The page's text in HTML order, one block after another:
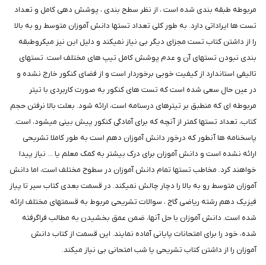
مربوطه طبقه بندی شده است ، از نظر سطح بندی ، پوشش دهی کامل و تعداد
تست ها ایراداتی دارد. به طور کلی تعداد تستها دانش آموزان متوسط رو به بالا
را از داشتن کتاب تست مجزای دیگر بی نیاز نمیکند و دلیل این نیز میکروطبقه
بندی نبودن تستهای آن و عدم پوشش کامل تیپ های مختلف است. تستهای
تالیفی استاندارد از کیفیت خوبی برخوردار است و از فضای کنکور خارج نشده و
در عین حال سعی شده است که تست های کنکور به صورت کاربردی با تیتر
مربوطه ای که منطبق بر تیترهای درسنامه است، ارائه شود. بعلت بالا نرفتن حجم
کتاب، تعداد تستها کمتر از آنچه که برای آمادگی کنکور پیش بینی میشود، است.
پاسخنامه ها آنطور که درخور دانش آموزان دهم است به طور کاملا تشریحی
ارائه نشده است و دانش آموزان برای درک بیشتر به کمک معلم یا ... نیاز پیدا
خواهند کرد. مخاطب تستها تمام دانش آموزان در سطوح مختلف است، اما دانش
آموزان متوسط رو به بالا را دچار چالش نمیکند. در قسمت بعدی کتاب سیر تا پیاز
فیزیک دهم رشته ریاضی گاج ، سوالات تشریحی مربوط به قسمتهای مختلف ارائه
شده است. دانش آموزان با حل آنها، ضمن عمق بخشیدن به مطالب فراگرفته
شده، خود را برای امتحانات پایانی آماده نمایند. این قسمت از کتاب دانش
آموزان را از داشتن کتاب تشریحی یا شب امتحانی بی نیاز میکند.